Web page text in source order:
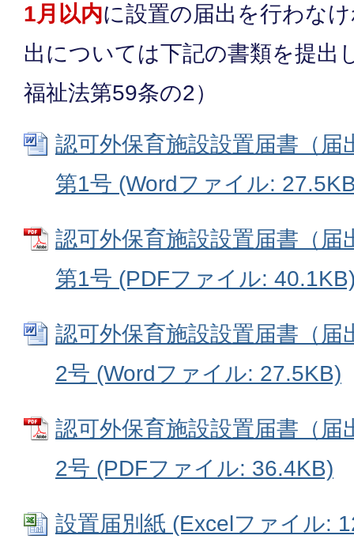
1月以内に設置の届出を行わな
出については下記の書類を提出
福祉法第59条の2）
認可外保育施設設置届書（
第1号 (Wordファイル:
認可外保育施設設置届書（
第1号 (PDFファイル:
認可外保育施設設置届書（
2号 (Wordファイル: 27.5KB)
認可外保育施設設置届書（
2号 (PDFファイル: 36.4KB)
設置届別紙 (Excelファイル: